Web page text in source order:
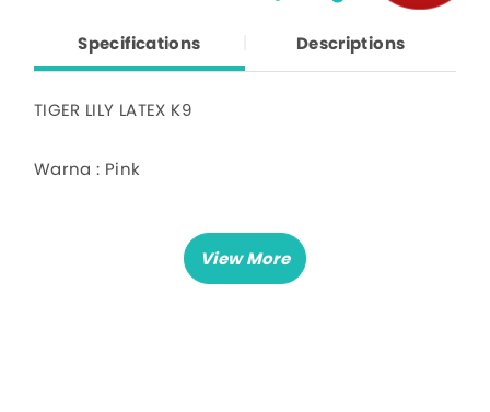
Specifications Descriptions
TIGER LILY LATEX K9
Warna : Pink
Harga untuk 1 tangkai
1 tangkai ada 9 cabang : 7 cabang